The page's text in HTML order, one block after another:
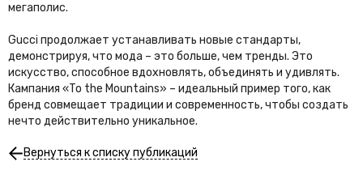
мегаполис.
Gucci продолжает устанавливать новые стандарты,
демонстрируя, что мода – это больше, чем тренды. Это
искусство, способное вдохновлять, объединять и удивлять.
Кампания «To the Mountains» – идеальный пример того, как
бренд совмещает традиции и современность, чтобы создать
нечто действительно уникальное.
Вернуться к списку публикаций